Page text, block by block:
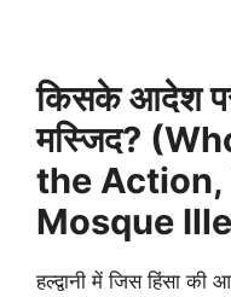
किसके आदेश
मस्जिद?
the Action,
Mosque
हल्द्वानी में जिस हिंसा